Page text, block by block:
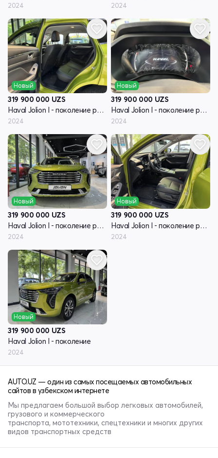
2024 2024
Новый
319 900 000 UZS
Haval Jolion I - поколение рестайлинг
2024
Новый
319 900 000 UZS
Haval Jolion I - поколение рестайлинг
2024
Новый
319 900 000 UZS
Haval Jolion I - поколение рестайлинг
2024
Новый
319 900 000 UZS
Haval Jolion I - поколение рестайлинг
2024
Новый
319 900 000 UZS
Haval Jolion I - поколение
2024
AUTO.UZ — один из самых посещаемых автомобильных
сайтов в узбекском интернете
Мы предлагаем большой выбор легковых автомобилей,
грузового и коммерческого
транспорта, мототехники, спецтехники и многих других
видов транспортных средств